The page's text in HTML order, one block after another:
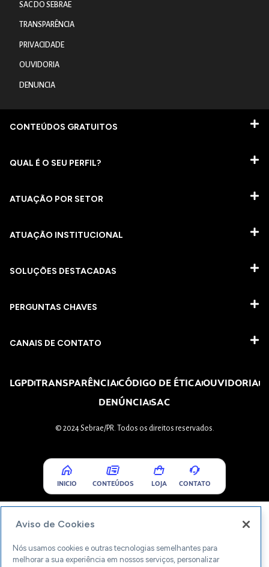
SAC DO SEBRAE
TRANSPARÊNCIA
PRIVACIDADE
OUVIDORIA
DENUNCIA
CONTEÚDOS GRATUITOS
QUAL É O SEU PERFIL?
ATUAÇÃO POR SETOR
ATUAÇÃO INSTITUCIONAL
SOLUÇÕES DESTACADAS
PERGUNTAS CHAVES​
CANAIS DE CONTATO
LGPDTRANSPARÊNCIACÓDIGO DE ÉTICAOUVIDORIA
DENÚNCIASAC
© 2024 Sebrae/PR. Todos os direitos reservados.
INICIO CONTEÚDOS LOJA CONTATO
Aviso de Cookies
Nós usamos cookies e outras tecnologias semelhantes para
melhorar a sua experiência em nossos serviços, personalizar